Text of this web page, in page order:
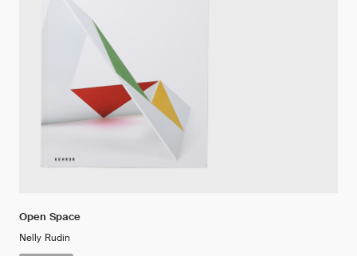
Open Space
Nelly Rudin